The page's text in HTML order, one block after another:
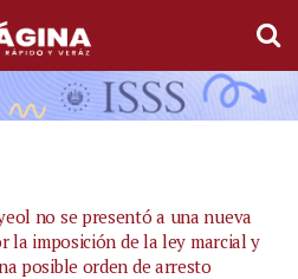
no se presentó a una nueva
la imposición de la ley marcial y
posible orden de arresto